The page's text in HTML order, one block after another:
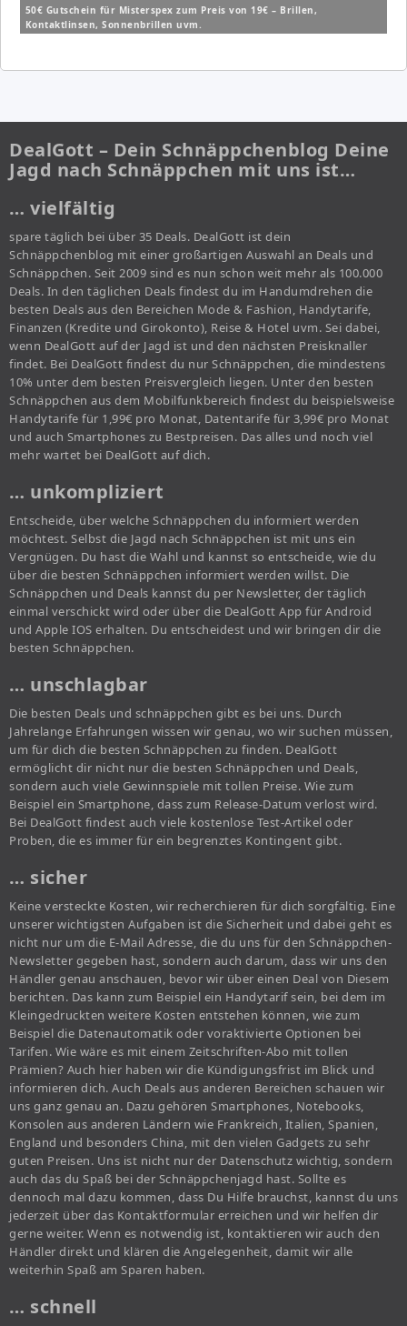
50€ Gutschein für Misterspex zum Preis von 19€ – Brillen,
Kontaktlinsen, Sonnenbrillen uvm.
DealGott – Dein Schnäppchenblog Deine
Jagd nach Schnäppchen mit uns ist…
… vielfältig
spare täglich bei über 35 Deals. DealGott ist dein
Schnäppchenblog mit einer großartigen Auswahl an Deals und
Schnäppchen. Seit 2009 sind es nun schon weit mehr als 100.000
Deals. In den täglichen Deals findest du im Handumdrehen die
besten Deals aus den Bereichen Mode & Fashion, Handytarife,
Finanzen (Kredite und Girokonto), Reise & Hotel uvm. Sei dabei,
wenn DealGott auf der Jagd ist und den nächsten Preisknaller
findet. Bei DealGott findest du nur Schnäppchen, die mindestens
10% unter dem besten Preisvergleich liegen. Unter den besten
Schnäppchen aus dem Mobilfunkbereich findest du beispielsweise
Handytarife für 1,99€ pro Monat, Datentarife für 3,99€ pro Monat
und auch Smartphones zu Bestpreisen. Das alles und noch viel
mehr wartet bei DealGott auf dich.
… unkompliziert
Entscheide, über welche Schnäppchen du informiert werden
möchtest. Selbst die Jagd nach Schnäppchen ist mit uns ein
Vergnügen. Du hast die Wahl und kannst so entscheide, wie du
über die besten Schnäppchen informiert werden willst. Die
Schnäppchen und Deals kannst du per Newsletter, der täglich
einmal verschickt wird oder über die DealGott App für Android
und Apple IOS erhalten. Du entscheidest und wir bringen dir die
besten Schnäppchen.
… unschlagbar
Die besten Deals und schnäppchen gibt es bei uns. Durch
Jahrelange Erfahrungen wissen wir genau, wo wir suchen müssen,
um für dich die besten Schnäppchen zu finden. DealGott
ermöglicht dir nicht nur die besten Schnäppchen und Deals,
sondern auch viele Gewinnspiele mit tollen Preise. Wie zum
Beispiel ein Smartphone, dass zum Release-Datum verlost wird.
Bei DealGott findest auch viele kostenlose Test-Artikel oder
Proben, die es immer für ein begrenztes Kontingent gibt.
… sicher
Keine versteckte Kosten, wir recherchieren für dich sorgfältig. Eine
unserer wichtigsten Aufgaben ist die Sicherheit und dabei geht es
nicht nur um die E-Mail Adresse, die du uns für den Schnäppchen-
Newsletter gegeben hast, sondern auch darum, dass wir uns den
Händler genau anschauen, bevor wir über einen Deal von Diesem
berichten. Das kann zum Beispiel ein Handytarif sein, bei dem im
Kleingedruckten weitere Kosten entstehen können, wie zum
Beispiel die Datenautomatik oder voraktivierte Optionen bei
Tarifen. Wie wäre es mit einem Zeitschriften-Abo mit tollen
Prämien? Auch hier haben wir die Kündigungsfrist im Blick und
informieren dich. Auch Deals aus anderen Bereichen schauen wir
uns ganz genau an. Dazu gehören Smartphones, Notebooks,
Konsolen aus anderen Ländern wie Frankreich, Italien, Spanien,
England und besonders China, mit den vielen Gadgets zu sehr
guten Preisen. Uns ist nicht nur der Datenschutz wichtig, sondern
auch das du Spaß bei der Schnäppchenjagd hast. Sollte es
dennoch mal dazu kommen, dass Du Hilfe brauchst, kannst du uns
jederzeit über das Kontaktformular erreichen und wir helfen dir
gerne weiter. Wenn es notwendig ist, kontaktieren wir auch den
Händler direkt und klären die Angelegenheit, damit wir alle
weiterhin Spaß am Sparen haben.
… schnell